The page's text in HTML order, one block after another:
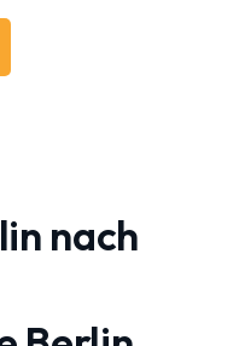
nach